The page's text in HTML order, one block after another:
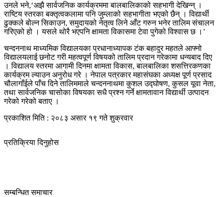
उनले भने,‘अझै सार्वजनिक कार्यक्रममा बालबालिकाको सहभागी देखिन्न् ।
राष्टिय स्तरका बक्तृत्वकलामा पनि जुम्लाको सहभागीता भएको छैन् । विद्यार्थी
ढुक्कले बोल्न सिकाउन, समुदायको नेतृत्व लिने आँट गरुन भनेर तालिम संचालन
गरिएको हो । यसले थोरै भएपनि क्षामता विकासमा टेवा पुगेको विश्वास छ ।’
चन्दननाथ माध्यमिक विद्यालयका प्रधानाध्यापक टंक बहादुर महतले आफ्नो
विद्यालयलाई छनोट गरी महत्वपूर्ण विषयको तालिम प्रदान गरेकामा धन्यबाद दिए
। विद्यालय स्तरमा आगामी दिनमा क्षामता विकास, बालबालिका शसत्तिरकणका
कार्यक्रम ल्याउन अनुरोध गरे । नेपाल पत्रकार महासंघका अध्यक्ष पूर्ण प्रसाद
चौलागाँईले पाँच दिने तालिममाले चन्दननाथमा कुशल उद्घोषण, कुसल यूवा नेता,
तथा सार्वजनिक चासोका विषयका सधै प्रश्न गर्ने क्षामतावान विद्यार्थी उत्पादन
गरेको गरेको बताए ।
प्रकाशित मिति : २०८३ असार १९ गते शुक्रवार
प्रतिक्रिया दिनुहोस
सम्बन्धित समाचार